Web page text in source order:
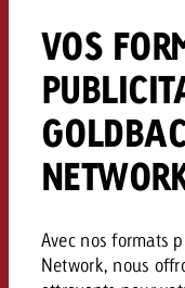
VOS
Avec nos formats
Network, nous